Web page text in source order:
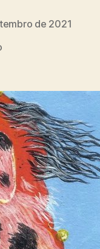
de 2021
Perro
Feo,
primeira
antologia
da
Escória
Comix,
está
em
pré-
venda!